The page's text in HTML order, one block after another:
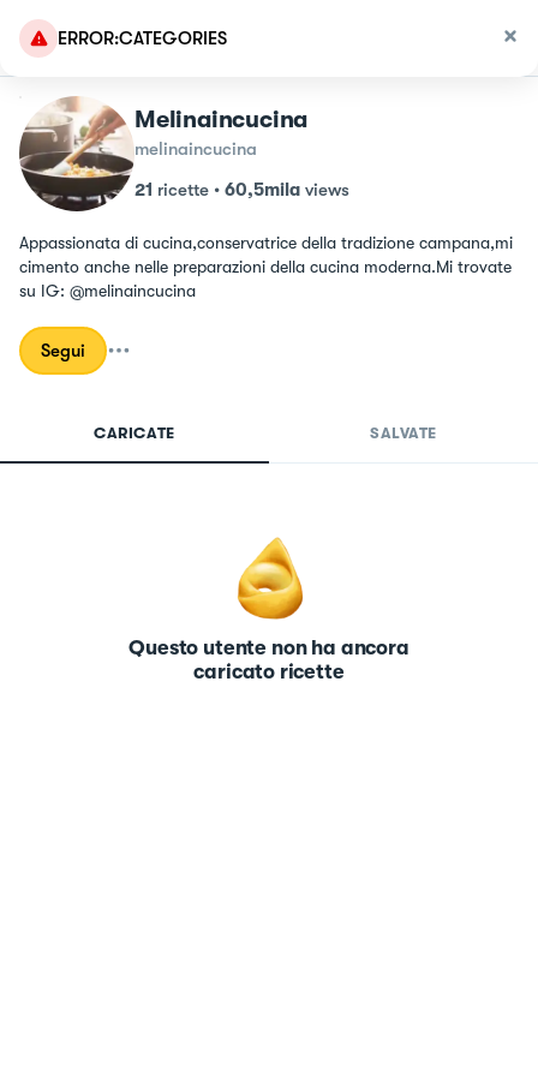
ERROR:CATEGORIES
Melinaincucina
melinaincucina
21 ricette • 60,5mila views
Appassionata di cucina,conservatrice della tradizione campana,mi
cimento anche nelle preparazioni della cucina moderna.Mi trovate
su IG: @melinaincucina
Segui
CARICATE SALVATE
Questo utente non ha ancora
caricato ricette